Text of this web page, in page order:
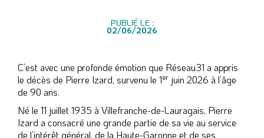
PUBLIÉ LE :
02/06/2026
C’est avec une profonde émotion que Réseau31 a appris
le décès de Pierre Izard, survenu le 1er juin 2026 à l’âge
de 90 ans.
Né le 11 juillet 1935 à Villefranche-de-Lauragais, Pierre
Izard a consacré une grande partie de sa vie au service
de l’intérêt général, de la Haute-Garonne et de ses